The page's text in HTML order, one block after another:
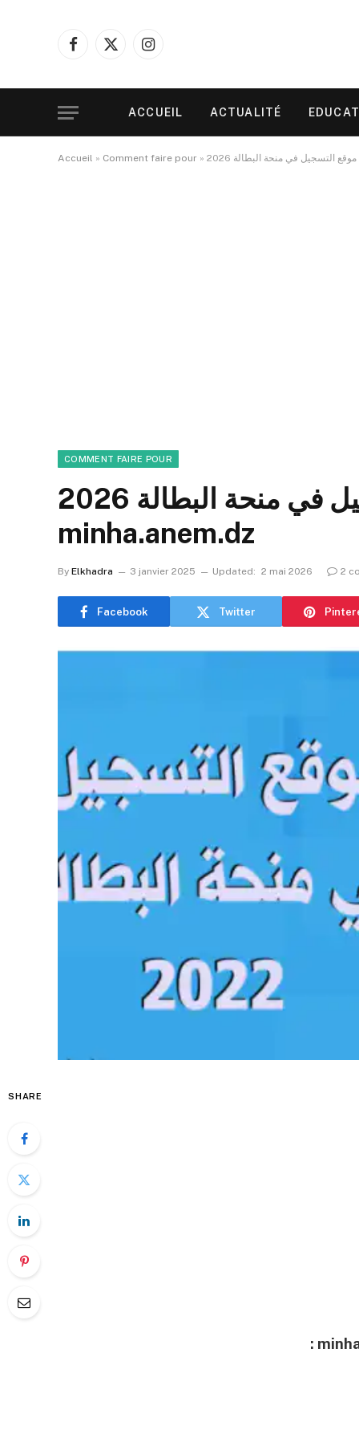
Facebook
X
Instagram
ACCUEIL ACTUALITÉ
Accueil » Comment faire pour »
COMMENT FAIRE POUR
موقع التسجيل في منحة البطالة 2026
minha.anem.dz
By Elkhadra 3 janvier 2025 Updated: 2 mai 2026 2
Facebook Twitter
SHARE